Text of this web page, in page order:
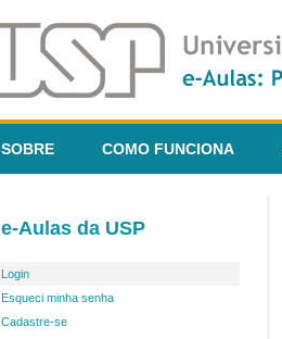
SOBRE COMO FUNCIONA
e-Aulas da USP
Login
Esqueci minha senha
Cadastre-se